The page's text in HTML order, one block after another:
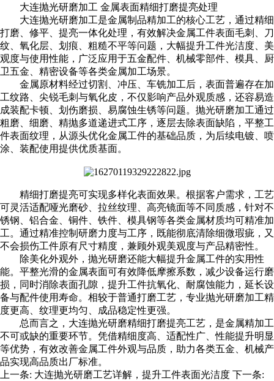
大连抛光研磨加工 金属表面精细打磨提亮处理
大连抛光研磨加工是金属制品精加工的核心工艺，通过精细
打磨、修平、提亮一体化处理，有效解决金属工件表面毛刺、刀
纹、氧化层、划痕、粗糙不平等问题，大幅提升工件光洁度、美
观度与使用性能，广泛应用于五金配件、机械零部件、模具、厨
卫五金、精密设备等各类金属加工场景。
金属原材料经过切割、冲压、车铣加工后，表面普遍存在加
工纹路、尖锐毛刺与氧化皮，不仅影响产品外观质感，还容易造
成装配卡顿、划伤磨损、易腐蚀生锈等问题。抛光研磨加工通过
粗磨、细磨、精抛多道递进式工序，逐层去除表面缺陷，平整工
件表面纹理，从源头优化金属工件的基础品质，为后续电镀、喷
涂、装配使用提供优质基面。
精细打磨提亮可实现多样化表面效果。根据客户需求，工艺
可灵活适配哑光磨砂、拉丝纹理、高亮镜面等不同质感，针对不
锈钢、铝合金、铜件、铁件、模具钢等各类金属材质均可精准加
工。通过精准控制研磨力度与工序，既能彻底清除细微瑕疵，又
不会损伤工件原有尺寸精度，兼顾外观美观度与产品精密性。
除美化外观外，抛光研磨还能大幅提升金属工件的实用性
能。平整光滑的金属表面可有效降低摩擦系数，减少设备运行磨
损，同时消除表面孔隙，提升工件抗氧化、耐腐蚀能力，延长设
备与配件使用寿命。相较于普通打磨工艺，专业抛光研磨加工精
度更高、纹理更均匀、成品稳定性更强。
总而言之， 大连抛光研磨精细打磨提亮工艺，是金属精加工
不可或缺的重要环节。凭借精细度高、适配性广、性能提升明显
等优势，有效改善金属工件外观与品质，助力各类五金、机械产
品实现高品质出厂标准。
上一条: 大连抛光研磨工艺详解，提升工件表面光洁度 下一条: